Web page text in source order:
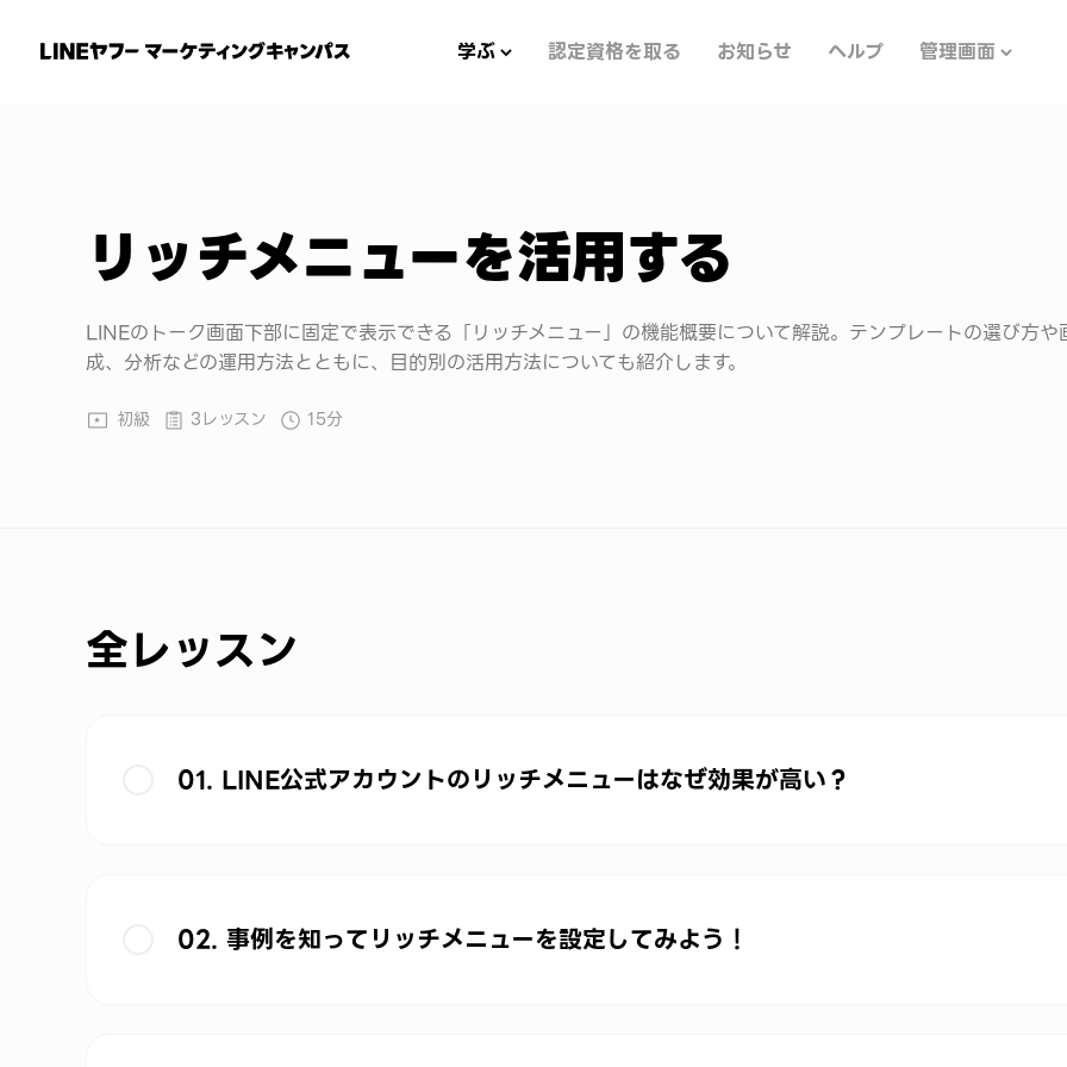
学ぶ 認定資格を取る お知らせ ヘルプ 管理画面
リッチメニューを活用する
LINEのトーク画面下部に固定で表示できる「リッチメニュー」の機能概要について解説。テンプレートの選び方や
成、分析などの運用方法とともに、目的別の活用方法についても紹介します。
初級 3レッスン 15分
全レッスン
01. LINE公式アカウントのリッチメニューはなぜ効果が高い？
02. 事例を知ってリッチメニューを設定してみよう！